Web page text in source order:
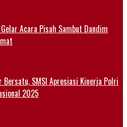
Acara Pisah Sambut Dandim
Bersatu, SMSI Apresiasi Kinerja Polri
2025